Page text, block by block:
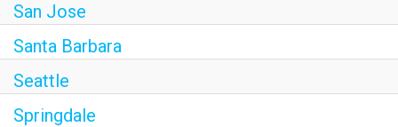
San Jose
Santa Barbara
Seattle
Springdale